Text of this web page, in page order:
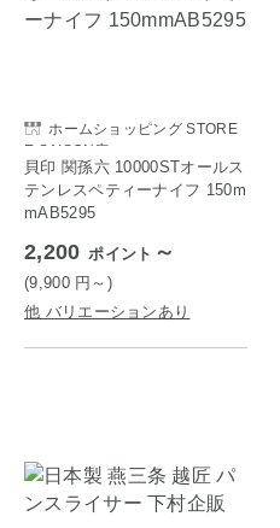
ホームショッピング STORE
E SAISON店
貝印 関孫六 10000STオールス
テンレスペティーナイフ 150m
mAB5295
2,200 ポイント ～
(9,900 円 ～)
他 バリエーションあり